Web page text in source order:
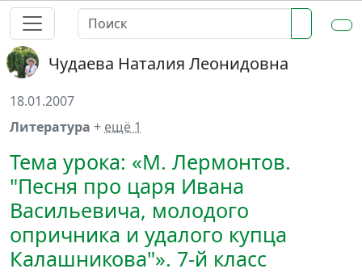
Чудаева Наталия Леонидовна
18.01.2007
Литература + ещё 1
Тема урока: «М. Лермонтов.
"Песня про царя Ивана
Васильевича, молодого
опричника и удалого купца
Калашникова"». 7-й класс